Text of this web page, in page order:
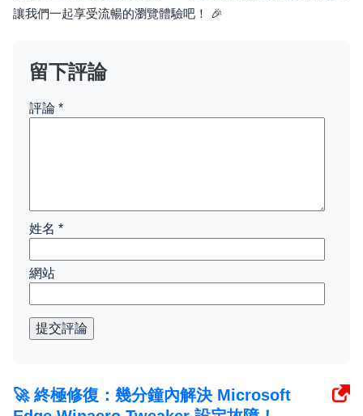
讓我們一起享受流暢的瀏覽體驗吧！ 🎉
留下評論
評論 *
姓名 *
網站
提交評論
🚀 終極修復：幾分鐘內解決 Microsoft